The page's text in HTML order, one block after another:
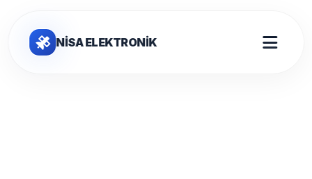
NİSA ELEKTRONİK